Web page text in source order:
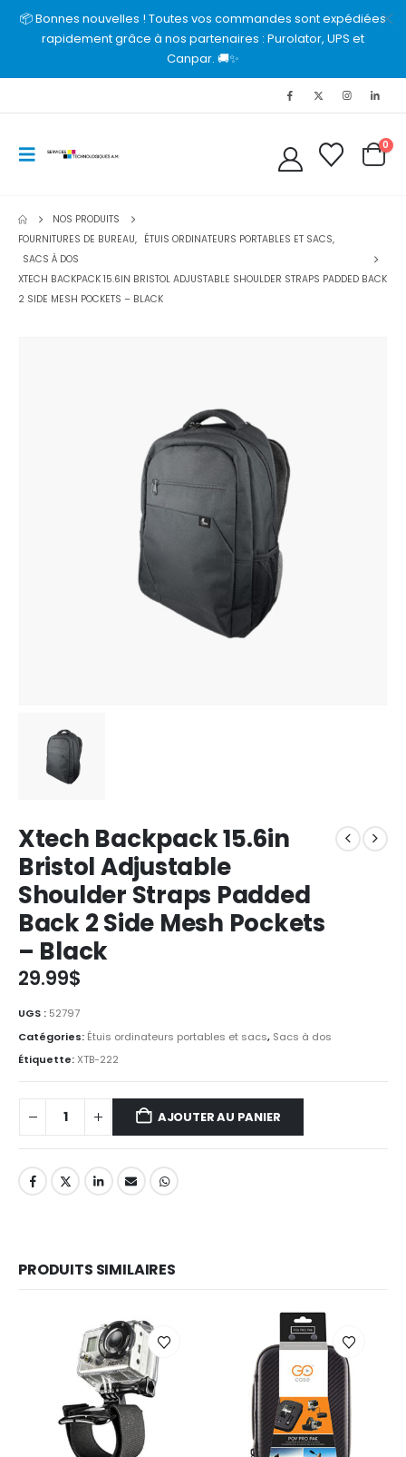
📦 Bonnes nouvelles ! Toutes vos commandes sont expédiées
rapidement grâce à nos partenaires : Purolator, UPS et
Canpar. 🚚✨
0
NOS PRODUITS
FOURNITURES DE BUREAU, ÉTUIS ORDINATEURS PORTABLES ET SACS,
SACS À DOS
XTECH BACKPACK 15.6IN BRISTOL ADJUSTABLE SHOULDER STRAPS PADDED BACK
2 SIDE MESH POCKETS – BLACK
Xtech Backpack 15.6in
Bristol Adjustable
Shoulder Straps Padded
Back 2 Side Mesh Pockets
– Black
29.99$
UGS : 52797
Catégories: Étuis ordinateurs portables et sacs, Sacs à dos
Étiquette:XTB-222
AJOUTER AU PANIER
PRODUITS SIMILAIRES